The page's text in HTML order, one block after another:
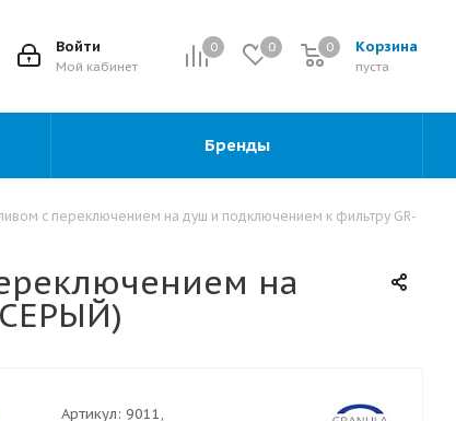
0 0 Корзина
0
пуста
0
Войти
Мой кабинет
Бренды
с переключением на душ и подключением к фильтру GR-
на
Артикул: 9011,